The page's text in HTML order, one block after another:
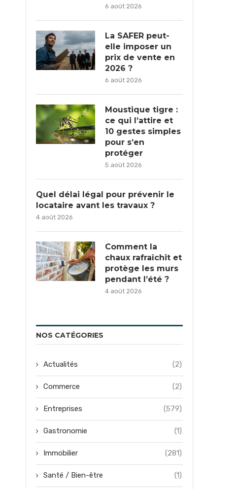
6 août 2026
La SAFER peut-
elle imposer un
prix de vente en
2026 ?
6 août 2026
Moustique tigre :
ce qui l’attire et
10 gestes simples
pour s’en
protéger
5 août 2026
Quel délai légal pour prévenir le
locataire avant les travaux ?
4 août 2026
Comment la
chaux rafraîchit et
protège les murs
pendant l’été ?
4 août 2026
NOS CATÉGORIES
Actualités (2)
Commerce (2)
Entreprises (579)
Gastronomie (1)
Immobilier (281)
Santé / Bien-être (1)